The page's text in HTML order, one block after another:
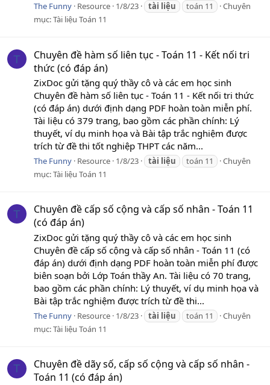
The Funny Resource 1/8/23 tài liệu toán 11
Chuyên
mục:Tài liệu Toán 11
T
Chuyên đề hàm số liên tục - Toán 11 - Kết nối tri
thức (có đáp án)
ZixDoc gửi tặng quý thầy cô và các em học sinh
Chuyên đề hàm số liên tục - Toán 11 - Kết nối tri thức
(có đáp án) dưới định dạng PDF hoàn toàn miễn phí.
Tài liệu có 379 trang, bao gồm các phần chính: Lý
thuyết, ví dụ minh họa và Bài tập trắc nghiệm được
trích từ đề thi tốt nghiệp THPT các năm...
The Funny Resource 1/8/23 tài liệu toán 11
Chuyên
mục:Tài liệu Toán 11
T
Chuyên đề cấp số cộng và cấp số nhân - Toán 11
(có đáp án)
ZixDoc gửi tặng quý thầy cô và các em học sinh
Chuyên đề cấp số cộng và cấp số nhân - Toán 11 (có
đáp án) dưới định dạng PDF hoàn toàn miễn phí được
biên soạn bởi Lớp Toán thầy An. Tài liệu có 70 trang,
bao gồm các phần chính: Lý thuyết, ví dụ minh họa và
Bài tập trắc nghiệm được trích từ đề thi...
The Funny Resource 1/8/23 tài liệu toán 11
Chuyên
mục:Tài liệu Toán 11
T
Chuyên đề dãy số, cấp số cộng và cấp số nhân -
Toán 11 (có đáp án)